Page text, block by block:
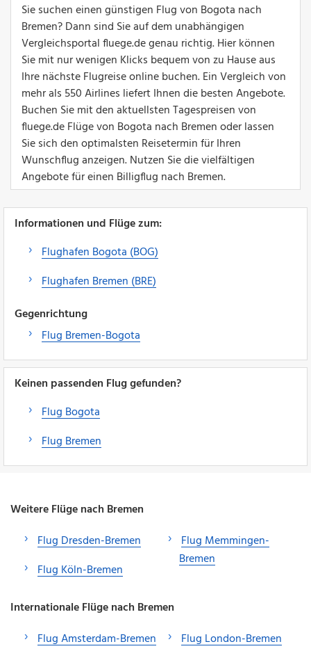
Sie suchen einen günstigen Flug von Bogota nach
Bremen? Dann sind Sie auf dem unabhängigen
Vergleichsportal fluege.de genau richtig. Hier können
Sie mit nur wenigen Klicks bequem von zu Hause aus
Ihre nächste Flugreise online buchen. Ein Vergleich von
mehr als 550 Airlines liefert Ihnen die besten Angebote.
Buchen Sie mit den aktuellsten Tagespreisen von
fluege.de Flüge von Bogota nach Bremen oder lassen
Sie sich den optimalsten Reisetermin für Ihren
Wunschflug anzeigen. Nutzen Sie die vielfältigen
Angebote für einen Billigflug nach Bremen.
Informationen und Flüge zum:
Flughafen Bogota (BOG)
Flughafen Bremen (BRE)
Gegenrichtung
Flug Bremen-Bogota
Keinen passenden Flug gefunden?
Flug Bogota
Flug Bremen
Weitere Flüge nach Bremen
Flug Dresden-Bremen
Flug Köln-Bremen
Flug Memmingen-
Bremen
Internationale Flüge nach Bremen
Flug Amsterdam-Bremen
Flug London-Bremen